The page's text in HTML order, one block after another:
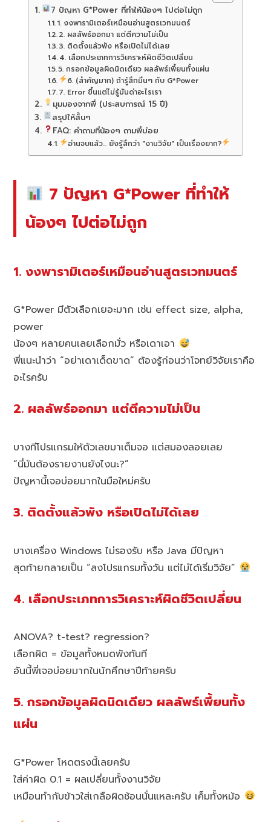
7 ปัญหา G*Power ที่ทำให้น้องๆ ไปต่อไม่ถูก
1. งงพารามิเตอร์เหมือนอ่านสูตรเวทมนตร์
2. ผลลัพธ์ออกมา แต่ตีความไม่เป็น
3. ติดตั้งแล้วพัง หรือเปิดไม่ได้เลย
4. เลือกประเภทการวิเคราะห์ผิดชีวิตเปลี่ยน
5. กรอกข้อมูลผิดนิดเดียว ผลลัพธ์เพี้ยนทั้งแผ่น
6. (สำคัญมาก) ถ้ารู้สึกมึนๆ กับ G*Power
7. Error ขึ้นแต่ไม่รู้มันด่าอะไรเรา
มุมมองจากพี่ (ประสบการณ์ 15 ปี)
สรุปให้สั้นๆ
FAQ: คำถามที่น้องๆ ถามพี่บ่อย
อ่านจบแล้ว... ยังรู้สึกว่า "งานวิจัย" เป็นเรื่องยาก?
7 ปัญหา G*Power ที่ทำให้
น้องๆ ไปต่อไม่ถูก
1. งงพารามิเตอร์เหมือนอ่านสูตรเวทมนตร์
G*Power มีตัวเลือกเยอะมาก เช่น effect size, alpha,
power
น้องๆ หลายคนเลยเลือกมั่ว หรือเดาเอา
พี่แนะนำว่า “อย่าเดาเด็ดขาด” ต้องรู้ก่อนว่าโจทย์วิจัยเราคือ
อะไรครับ
2. ผลลัพธ์ออกมา แต่ตีความไม่เป็น
บางทีโปรแกรมให้ตัวเลขมาเต็มจอ แต่สมองลอยเลย
“นี่มันต้องรายงานยังไงนะ?”
ปัญหานี้เจอบ่อยมากในมือใหม่ครับ
3. ติดตั้งแล้วพัง หรือเปิดไม่ได้เลย
บางเครื่อง Windows ไม่รองรับ หรือ Java มีปัญหา
สุดท้ายกลายเป็น “ลงโปรแกรมทั้งวัน แต่ไม่ได้เริ่มวิจัย”
4. เลือกประเภทการวิเคราะห์ผิดชีวิตเปลี่ยน
ANOVA? t-test? regression?
เลือกผิด = ข้อมูลทั้งหมดพังทันที
อันนี้พี่เจอบ่อยมากในนักศึกษาปีท้ายครับ
5. กรอกข้อมูลผิดนิดเดียว ผลลัพธ์เพี้ยนทั้ง
แผ่น
G*Power โหดตรงนี้เลยครับ
ใส่ค่าผิด 0.1 = ผลเปลี่ยนทั้งงานวิจัย
เหมือนทำกับข้าวใส่เกลือผิดช้อนนั่นแหละครับ เค็มทั้งหม้อ